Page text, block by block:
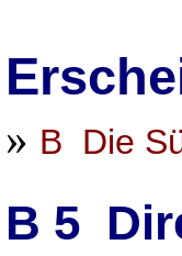
» B Die
B 5